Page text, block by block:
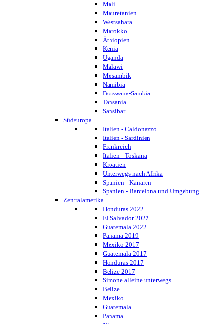
Mali
Mauretanien
Westsahara
Marokko
Äthiopien
Kenia
Uganda
Malawi
Mosambik
Namibia
Botswana-Sambia
Tansania
Sansibar
Südeuropa
Italien - Caldonazzo
Italien - Sardinien
Frankreich
Italien - Toskana
Kroatien
Unterwegs nach Afrika
Spanien - Kanaren
Spanien - Barcelona und Umgebung
Zentralamerika
Honduras 2022
El Salvador 2022
Guatemala 2022
Panama 2019
Mexiko 2017
Guatemala 2017
Honduras 2017
Belize 2017
Simone alleine unterwegs
Belize
Mexiko
Guatemala
Panama